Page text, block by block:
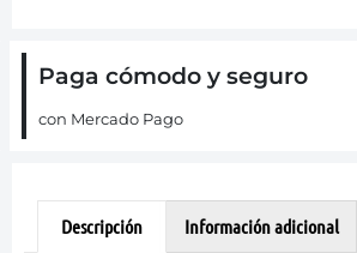
Paga cómodo y seguro
con Mercado Pago
Descripción Información adicional